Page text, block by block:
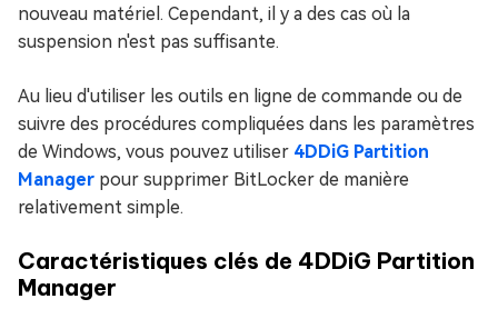
nouveau matériel. Cependant, il y a des cas où la
suspension n'est pas suffisante.
Au lieu d'utiliser les outils en ligne de commande ou de
suivre des procédures compliquées dans les paramètres
de Windows, vous pouvez utiliser 4DDiG Partition
Manager pour supprimer BitLocker de manière
relativement simple.
Caractéristiques clés de 4DDiG Partition
Manager